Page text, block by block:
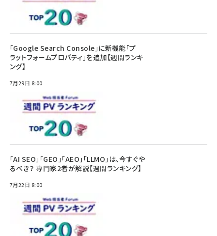
「Google Search Console」に新機能「プ
ラットフォームプロパティ」を追加【週間ランキ
ング】
7月29日 8:00
「AI SEO」「GEO」「AEO」「LLMO」は、今すぐや
るべき？ 専門家2者が解説【週間ランキング】
7月22日 8:00